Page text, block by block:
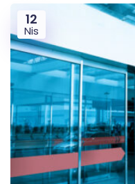
12
Nis